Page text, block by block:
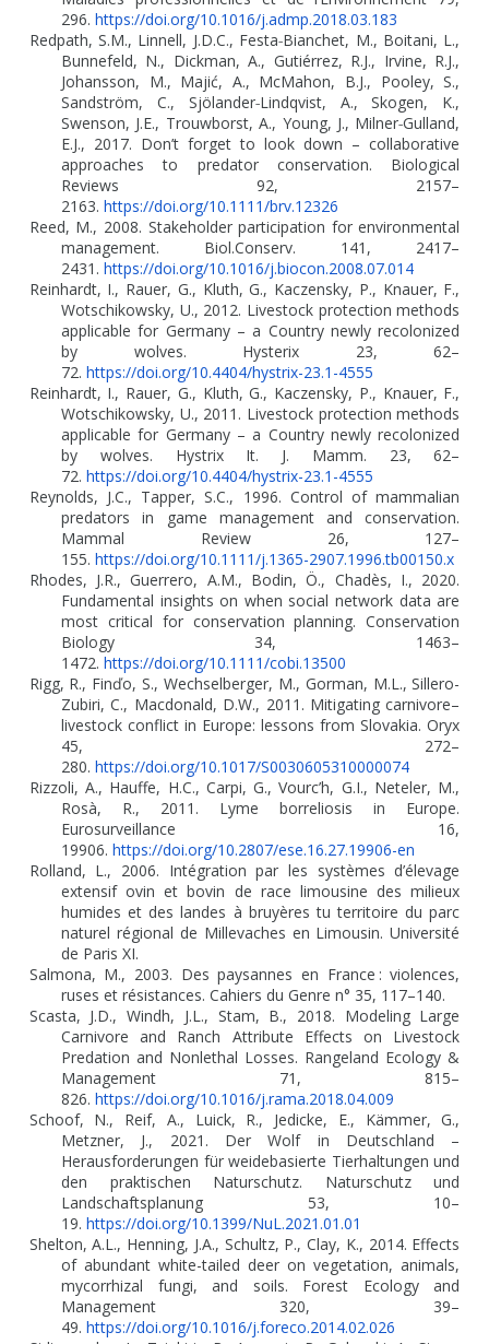
296. https://doi.org/10.1016/j.admp.2018.03.183
Redpath, S.M., Linnell, J.D.C., Festa‐Bianchet, M., Boitani, L.,
Bunnefeld, N., Dickman, A., Gutiérrez, R.J., Irvine, R.J.,
Johansson, M., Majić, A., McMahon, B.J., Pooley, S.,
Sandström, C., Sjölander‐Lindqvist, A., Skogen, K.,
Swenson, J.E., Trouwborst, A., Young, J., Milner‐Gulland,
E.J., 2017. Don’t forget to look down – collaborative
approaches to predator conservation. Biological
Reviews 92, 2157–
2163. https://doi.org/10.1111/brv.12326
Reed, M., 2008. Stakeholder participation for environmental
management. Biol.Conserv. 141, 2417–
2431. https://doi.org/10.1016/j.biocon.2008.07.014
Reinhardt, I., Rauer, G., Kluth, G., Kaczensky, P., Knauer, F.,
Wotschikowsky, U., 2012. Livestock protection methods
applicable for Germany – a Country newly recolonized
by wolves. Hysterix 23, 62–
72. https://doi.org/10.4404/hystrix-23.1-4555
Reinhardt, I., Rauer, G., Kluth, G., Kaczensky, P., Knauer, F.,
Wotschikowsky, U., 2011. Livestock protection methods
applicable for Germany – a Country newly recolonized
by wolves. Hystrix It. J. Mamm. 23, 62–
72. https://doi.org/10.4404/hystrix-23.1-4555
Reynolds, J.C., Tapper, S.C., 1996. Control of mammalian
predators in game management and conservation.
Mammal Review 26, 127–
155. https://doi.org/10.1111/j.1365-2907.1996.tb00150.x
Rhodes, J.R., Guerrero, A.M., Bodin, Ö., Chadès, I., 2020.
Fundamental insights on when social network data are
most critical for conservation planning. Conservation
Biology 34, 1463–
1472. https://doi.org/10.1111/cobi.13500
Rigg, R., Finďo, S., Wechselberger, M., Gorman, M.L., Sillero-
Zubiri, C., Macdonald, D.W., 2011. Mitigating carnivore–
livestock conflict in Europe: lessons from Slovakia. Oryx
45, 272–
280. https://doi.org/10.1017/S0030605310000074
Rizzoli, A., Hauffe, H.C., Carpi, G., Vourc’h, G.I., Neteler, M.,
Rosà, R., 2011. Lyme borreliosis in Europe.
Eurosurveillance 16,
19906. https://doi.org/10.2807/ese.16.27.19906-en
Rolland, L., 2006. Intégration par les systèmes d’élevage
extensif ovin et bovin de race limousine des milieux
humides et des landes à bruyères tu territoire du parc
naturel régional de Millevaches en Limousin. Université
de Paris XI.
Salmona, M., 2003. Des paysannes en France : violences,
ruses et résistances. Cahiers du Genre n° 35, 117–140.
Scasta, J.D., Windh, J.L., Stam, B., 2018. Modeling Large
Carnivore and Ranch Attribute Effects on Livestock
Predation and Nonlethal Losses. Rangeland Ecology &
Management 71, 815–
826. https://doi.org/10.1016/j.rama.2018.04.009
Schoof, N., Reif, A., Luick, R., Jedicke, E., Kämmer, G.,
Metzner, J., 2021. Der Wolf in Deutschland –
Herausforderungen für weidebasierte Tierhaltungen und
den praktischen Naturschutz. Naturschutz und
Landschaftsplanung 53, 10–
19. https://doi.org/10.1399/NuL.2021.01.01
Shelton, A.L., Henning, J.A., Schultz, P., Clay, K., 2014. Effects
of abundant white-tailed deer on vegetation, animals,
mycorrhizal fungi, and soils. Forest Ecology and
Management 320, 39–
49. https://doi.org/10.1016/j.foreco.2014.02.026